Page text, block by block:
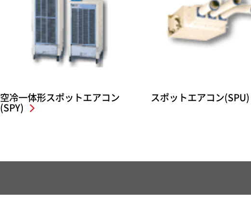
空冷一体形スポットエアコン
(SPY)
スポットエアコン(SPU)